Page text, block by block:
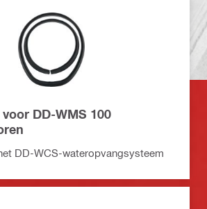
DD-WMS 100
DD-WCS-wateropvangsysteem